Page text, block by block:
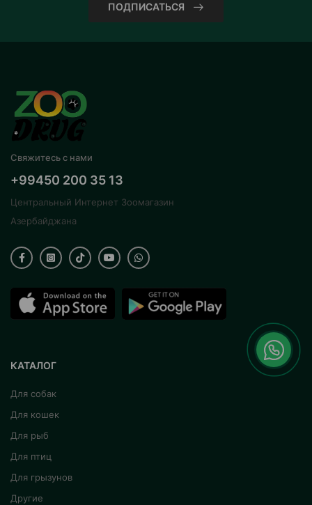
ПОДПИСАТЬСЯ
Свяжитесь с нами
+99450 200 35 13
Центральный Интернет Зоомагазин
Азербайджана
КАТАЛОГ
Для собак
Для кошек
Для рыб
Для птиц
Для грызунов
Другие